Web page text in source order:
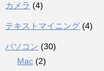
カメラ (4)
テキストマイニング (4)
パソコン (30)
Mac (2)